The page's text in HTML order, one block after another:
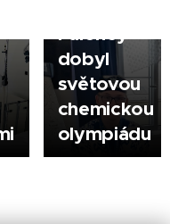
Paloncý
dobyl
světovou
chemickou
olympiádu